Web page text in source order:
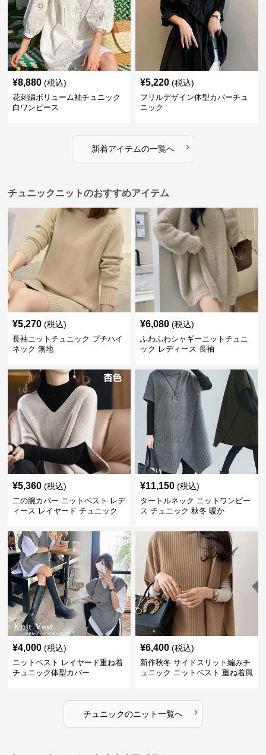
¥8,880 (税込)
花刺繍ボリューム袖チュニック
白ワンピース
¥5,220 (税込)
フリルデザイン体型カバーチュ
ニック
新着アイテムの一覧へ ›
チュニックニットのおすすめアイテム
¥5,270 (税込)
長袖ニットチュニック プチハイ
ネック 無地
¥6,080 (税込)
ふわふわシャギーニットチュニ
ック レディース 長袖
¥5,360 (税込)
二の腕カバー ニットベスト レデ
ィース レイヤード チュニック
¥11,150 (税込)
タートルネック ニットワンピー
ス チュニック 秋冬 暖か
¥4,000 (税込)
ニットベスト レイヤード重ね着
チュニック体型カバー
¥6,400 (税込)
新作秋冬 サイドスリット編みチ
ュニック ニットベスト 重ね着風
チュニックのニット一覧へ ›